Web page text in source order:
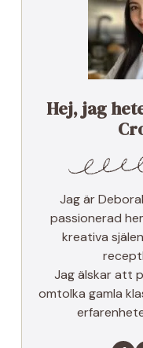
Hej, jag
Jag är
passionerad
kreativa
Jag älskar att
omtolka gamla